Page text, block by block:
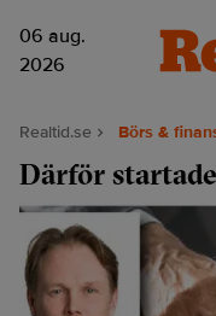
06 aug.
2026
Realtid.se Börs &
Därför